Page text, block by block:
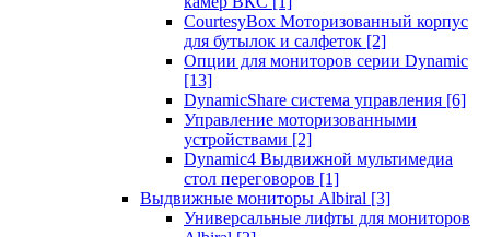
CourtesyBox Моторизованный корпус
для бутылок и салфеток [2]
Опции для мониторов серии Dynamic
[13]
DynamicShare система управления [6]
Управление моторизованными
устройствами [2]
Dynamic4 Выдвижной мультимедиа
стол переговоров [1]
Выдвижные мониторы Albiral [3]
Универсальные лифты для мониторов